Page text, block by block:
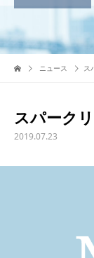
ニュース ス
スパーク
2019.07.23